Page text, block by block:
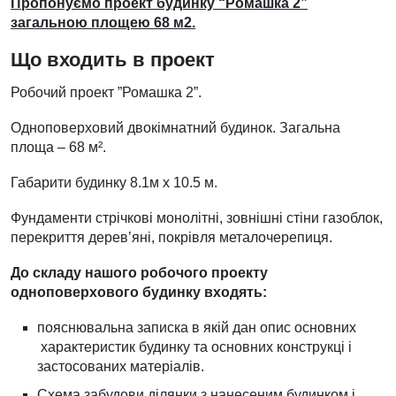
Пропонуємо проект будинку “Ромашка 2”
загальною площею 68 м2.
Що входить в проект
Робочий проект ”Ромашка 2”.
Одноповерховий двокімнатний будинок. Загальна
площа – 68 м².
Габарити будинку 8.1м х 10.5 м.
Фундаменти стрічкові монолітні, зовнішні стіни газоблок,
перекриття дерев’яні, покрівля металочерепиця.
До складу нашого робочого проекту
одноповерхового будинку входять:
пояснювальна записка в якій дан опис основних
характеристик будинку та основних конструкці і
застосованих матеріалів.